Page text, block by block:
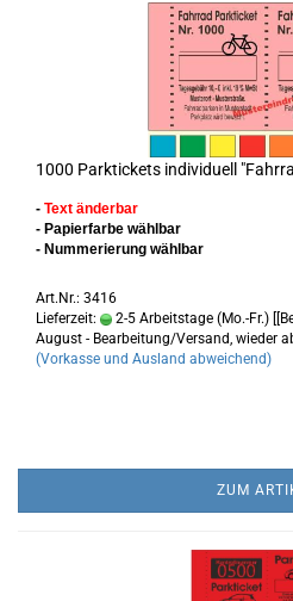
1000 Parktickets individuell
- Text änderbar
- Papierfarbe wählbar
- Nummerierung wählbar
Art.Nr.: 3416
Lieferzeit:
2-5 Arbeitstage (Mo.-Fr.)
August - Bearbeitung/Versand, wieder
(Vorkasse und Ausland abweichend)
ZUM